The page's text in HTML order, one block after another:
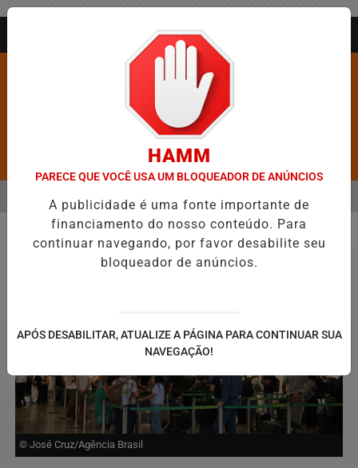
Pesquisar Notícia
MAIS VIOLENTAS DO BRASIL E CAI PARA A 6ª POSIÇÃO EM
EM ALTA
MENU
Geral
© José Cruz/Agência Brasil
HAMM
PARECE QUE VOCÊ USA UM BLOQUEADOR DE ANÚNCIOS
A publicidade é uma fonte importante de
financiamento do nosso conteúdo. Para
continuar navegando, por favor desabilite seu
bloqueador de anúncios.
APÓS DESABILITAR, ATUALIZE A PÁGINA PARA CONTINUAR SUA
NAVEGAÇÃO!